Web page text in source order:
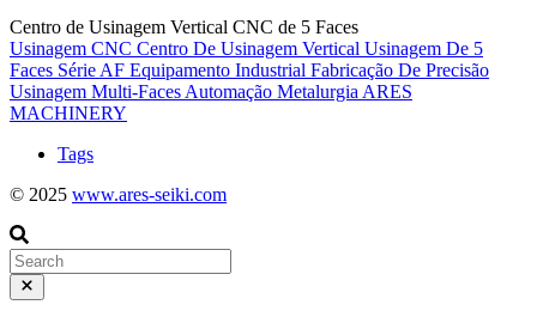
Centro de Usinagem Vertical CNC de 5 Faces
Usinagem CNC Centro De Usinagem Vertical Usinagem De 5
Faces Série AF Equipamento Industrial Fabricação De Precisão
Usinagem Multi-Faces Automação Metalurgia ARES
MACHINERY
Tags
© 2025 www.ares-seiki.com